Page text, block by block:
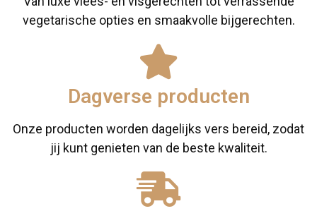
vegetarische opties en smaakvolle bijgerechten.
Dagverse producten
Onze producten worden dagelijks vers bereid, zodat
jij kunt genieten van de beste kwaliteit.